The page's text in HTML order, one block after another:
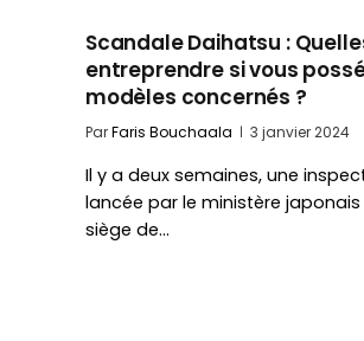
Scandale Daihatsu :
entreprendre si vous
modèles concernés ?
ParFaris Bouchaala 3 janvier 2024
Il y a deux semaines, une
lancée par le ministère
siège de…